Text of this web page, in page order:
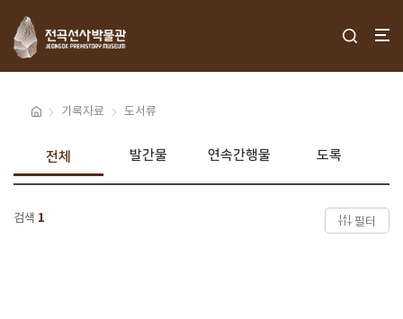
기록자료 도서류
전체 발간물 연속간행물 도록
검색 1 필터